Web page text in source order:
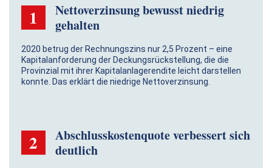
1
Nettoverzinsung bewusst niedrig
gehalten
2020 betrug der Rechnungszins nur 2,5 Prozent – eine
Kapitalanforderung der Deckungsrückstellung, die die
Provinzial mit ihrer Kapitalanlagerendite leicht darstellen
konnte. Das erklärt die niedrige Nettoverzinsung.
2
Abschlusskostenquote verbessert sich
deutlich